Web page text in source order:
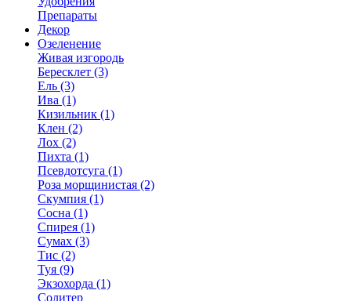
Препараты
Декор
Озеленение
Живая изгородь
Бересклет (3)
Ель (3)
Ива (1)
Кизильник (1)
Клен (2)
Лох (2)
Пихта (1)
Псевдотсуга (1)
Роза морщинистая (2)
Скумпия (1)
Сосна (1)
Спирея (1)
Сумах (3)
Тис (2)
Туя (9)
Экзохорда (1)
Солитер